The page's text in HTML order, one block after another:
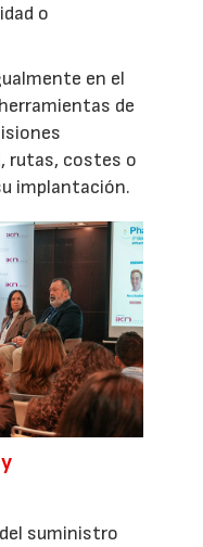
o
en el
de
rutas, costes o
implantación.
suministro